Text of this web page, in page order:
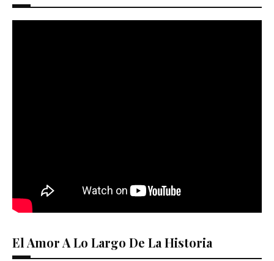
El Amor A Lo Largo De La Historia